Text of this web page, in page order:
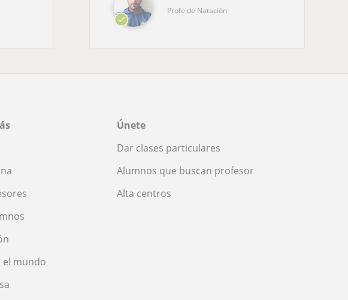
Profe de Natación
el mundo
Únete
Dar clases particulares
Alumnos que buscan profesor
Alta centros